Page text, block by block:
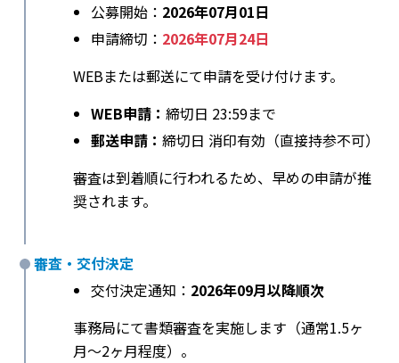
公募開始： 2026年07月01日
申請締切： 2026年07月24日
WEBまたは郵送にて申請を受け付けます。
WEB申請： 締切日 23:59まで
郵送申請： 締切日 消印有効（直接持参不可）
審査は到着順に行われるため、早めの申請が推
奨されます。
審査・交付決定
交付決定通知： 2026年09月以降順次
事務局にて書類審査を実施します（通常1.5ヶ
月〜2ヶ月程度）。